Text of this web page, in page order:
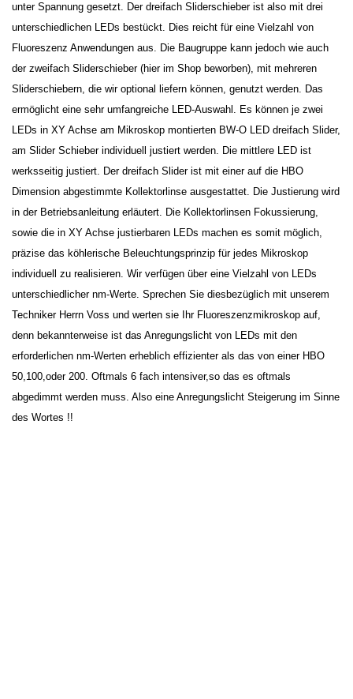
unter Spannung gesetzt. Der dreifach Sliderschieber ist also mit drei
unterschiedlichen LEDs bestückt. Dies reicht für eine Vielzahl von
Fluoreszenz Anwendungen aus. Die Baugruppe kann jedoch wie auch
der zweifach Sliderschieber (hier im Shop beworben), mit mehreren
Sliderschiebern, die wir optional liefern können, genutzt werden. Das
ermöglicht eine sehr umfangreiche LED-Auswahl. Es können je zwei
LEDs in XY Achse am Mikroskop montierten BW-O LED dreifach Slider,
am Slider Schieber individuell justiert werden. Die mittlere LED ist
werksseitig justiert. Der dreifach Slider ist mit einer auf die HBO
Dimension abgestimmte Kollektorlinse ausgestattet. Die Justierung wird
in der Betriebsanleitung erläutert. Die Kollektorlinsen Fokussierung,
sowie die in XY Achse justierbaren LEDs machen es somit möglich,
präzise das köhlerische Beleuchtungsprinzip für jedes Mikroskop
individuell zu realisieren. Wir verfügen über eine Vielzahl von LEDs
unterschiedlicher nm-Werte. Sprechen Sie diesbezüglich mit unserem
Techniker Herrn Voss und werten sie Ihr Fluoreszenzmikroskop auf,
denn bekannterweise ist das Anregungslicht von LEDs mit den
erforderlichen nm-Werten erheblich effizienter als das von einer HBO
50,100,oder 200. Oftmals 6 fach intensiver,so das es oftmals
abgedimmt werden muss. Also eine Anregungslicht Steigerung im Sinne
des Wortes !!